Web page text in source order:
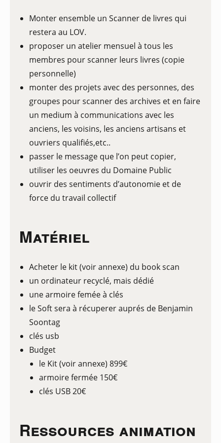
Monter ensemble un Scanner de livres qui
restera au LOV.
proposer un atelier mensuel à tous les
membres pour scanner leurs livres (copie
personnelle)
monter des projets avec des personnes, des
groupes pour scanner des archives et en faire
un medium à communications avec les
anciens, les voisins, les anciens artisans et
ouvriers qualifiés,etc..
passer le message que l’on peut copier,
utiliser les oeuvres du Domaine Public
ouvrir des sentiments d’autonomie et de
force du travail collectif
Matériel
Acheter le kit (voir annexe) du book scan
un ordinateur recyclé, mais dédié
une armoire femée à clés
le Soft sera à récuperer auprés de Benjamin
Soontag
clés usb
Budget
le Kit (voir annexe) 899€
armoire fermée 150€
clés USB 20€
Ressources animation